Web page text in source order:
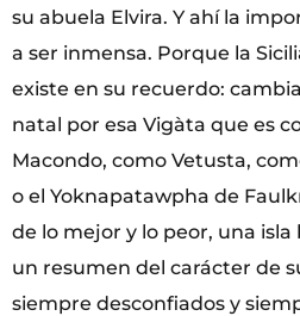
su abuela Elvira. Y ahí la
a ser inmensa. Porque la
existe en su recuerdo:
natal por esa Vigàta que es
Macondo, como Vetusta,
o el Yoknapatawpha de
de lo mejor y lo peor, una
un resumen del carácter de
siempre desconfiados y